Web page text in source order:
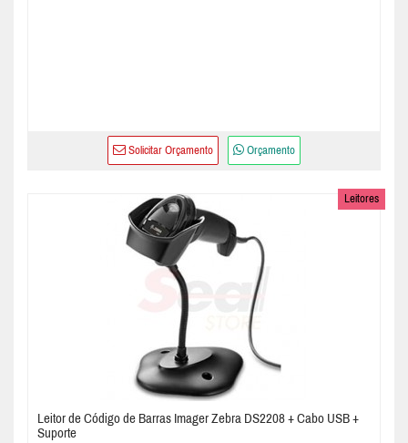
Solicitar Orçamento Orçamento
Leitores
Leitor de Código de Barras Imager Zebra DS2208 + Cabo USB +
Suporte